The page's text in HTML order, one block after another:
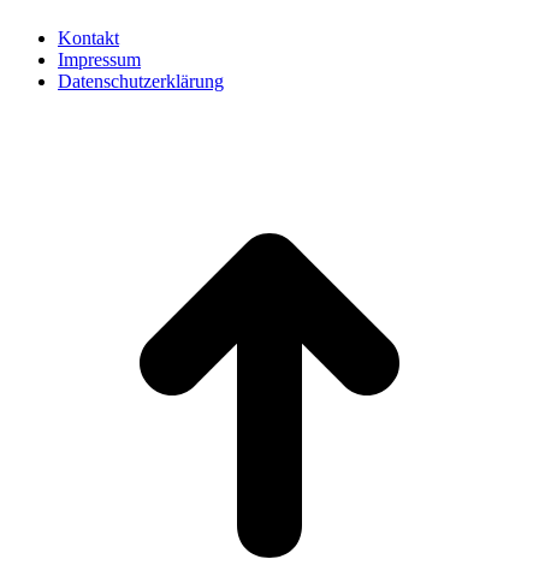
Kontakt
Impressum
Datenschutzerklärung